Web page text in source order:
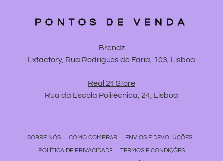
PONTOS DE VENDA
Brandz
Lxfactory, Rua Rodrigues de Faria, 103, Lisboa
Real 24 Store
Rua da Escola Politécnica, 24, Lisboa
SOBRE NÓS COMO COMPRAR
ENVIOS E DEVOLUÇÕES
POLÍTICA DE PRIVACIDADE
TERMOS E CONDIÇÕES